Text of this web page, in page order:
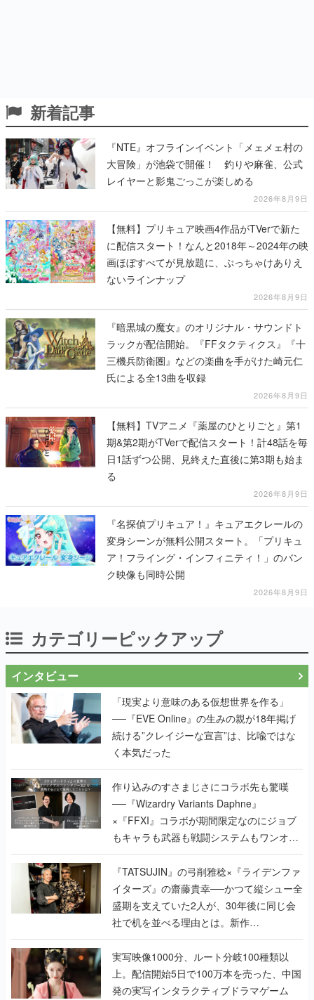
新着記事
『NTE』オフラインイベント「メェメェ村の
大冒険」が池袋で開催！ 釣りや麻雀、公式
レイヤーと影鬼ごっこが楽しめる
2026年8月9日
【無料】プリキュア映画4作品がTVerで新た
に配信スタート！なんと2018年～2024年の映
画ほぼすべてが見放題に、ぶっちゃけありえ
ないラインナップ
2026年8月9日
『暗黒城の魔女』のオリジナル・サウンドト
ラックが配信開始。『FFタクティクス』『十
三機兵防衛圏』などの楽曲を手がけた崎元仁
氏による全13曲を収録
2026年8月9日
【無料】TVアニメ『薬屋のひとりごと』第1
期&第2期がTVerで配信スタート！計48話を毎
日1話ずつ公開、見終えた直後に第3期も始ま
る
2026年8月9日
『名探偵プリキュア！』キュアエクレールの
変身シーンが無料公開スタート。「プリキュ
ア！フライング・インフィニティ！」のバン
ク映像も同時公開
2026年8月9日
カテゴリーピックアップ
インタビュー
「現実より意味のある仮想世界を作る」
──『EVE Online』の生みの親が18年掲げ
続ける”クレイジーな宣言”は、比喩ではな
く本気だった
作り込みのすさまじさにコラボ先も驚嘆
──『Wizardry Variants Daphne』
×『FFXI』コラボが期間限定なのにジョブ
もキャラも武器も戦闘システムもワンオフ
で作り込まれた理由を両ディレクターに聞
く
『TATSUJIN』の弓削雅稔×『ライデンファ
イターズ』の齋藤貴幸──かつて縦シュー全
盛期を支えていた2人が、30年後に同じ会
社で机を並べる理由とは。新作
『TATSUJIN EXTREME』で初タッグを組
んだレジェンド2人に訊く開発秘話
実写映像1000分、ルート分岐100種類以
上。配信開始5日で100万本を売った、中国
発の実写インタラクティブドラマゲーム